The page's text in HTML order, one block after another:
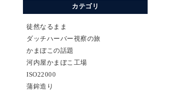
カテゴリ
徒然なるまま
ダッチハーバー視察の旅
かまぼこの話題
河内屋かまぼこ工場
ISO22000
蒲鉾造り